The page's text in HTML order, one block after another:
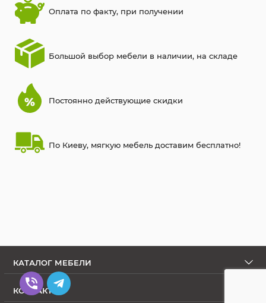
Оплата по факту, при получении
Большой выбор мебели в наличии, на складе
Постоянно действующие скидки
По Киеву, мягкую мебель доставим бесплатно!
КАТАЛОГ МЕБЕЛИ
КОНТАКТЫ